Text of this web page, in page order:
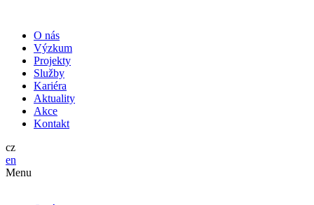
O nás
Výzkum
Projekty
Služby
Kariéra
Aktuality
Akce
Kontakt
cz
en
Menu